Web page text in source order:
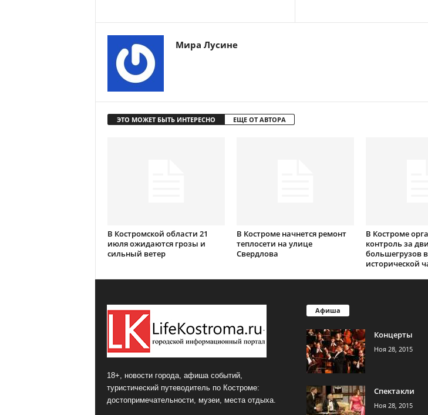
Мира Лусине
ЭТО МОЖЕТ БЫТЬ ИНТЕРЕСНО ЕЩЕ ОТ АВТОРА
В Костромской области 21
июля ожидаются грозы и
сильный ветер
В Костроме начнется ремонт
теплосети на улице
Свердлова
В Костроме
контроль за
большегрузов в
исторической
18+, новости города, афиша событий,
туристический путеводитель по Костроме:
достопримечательности, музеи, места отдыха.
Афиша
Концерты
Ноя 28, 2015
Спектакли
Ноя 28, 2015